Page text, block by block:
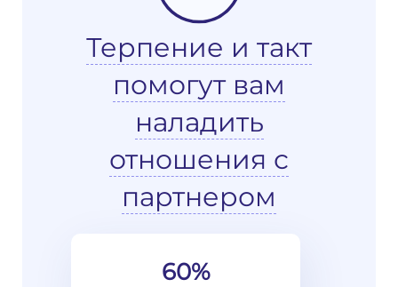
Терпение и такт
помогут вам
наладить
отношения с
партнером
60%